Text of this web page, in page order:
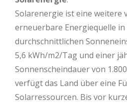
Solarenergie ist eine weitere
erneuerbare Energiequelle
durchschnittlichen
5,6 kWh/m2/Tag und einer
Sonnenscheindauer von
verfügt das Land über eine
Solarressourcen. Bis vor